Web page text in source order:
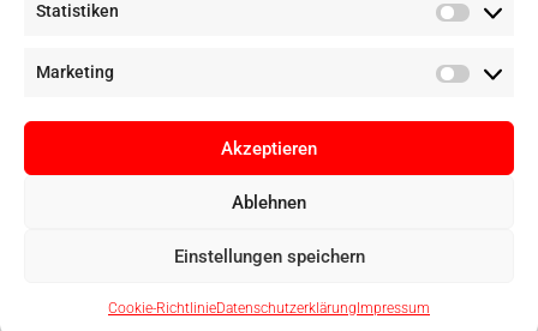
Statistiken
Marketing
Akzeptieren
Ablehnen
Einstellungen speichern
Cookie-RichtlinieDatenschutzerklärung Impressum
Copyright © Digital Camera Graz 2022. Alle Rechte vorbehalten. E-
Commerce bypathways digital, Mallorca